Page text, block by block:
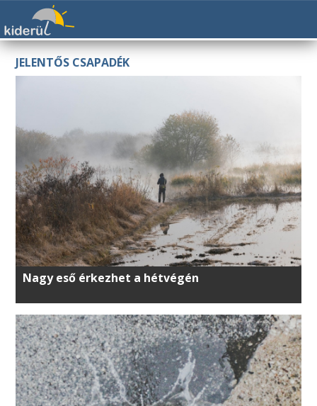
JELENTŐS CSAPADÉK
Nagy eső érkezhet a hétvégén